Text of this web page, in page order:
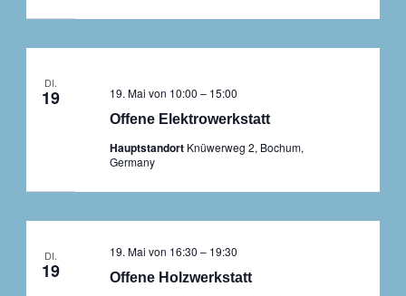
DI.
19
Offene Elektrowerkstatt
19. Mai von 10:00 – 15:00
Hauptstandort Knüwerweg 2, Bochum,
Germany
DI.
19 Offene Holzwerkstatt
19. Mai von 16:30 – 19:30